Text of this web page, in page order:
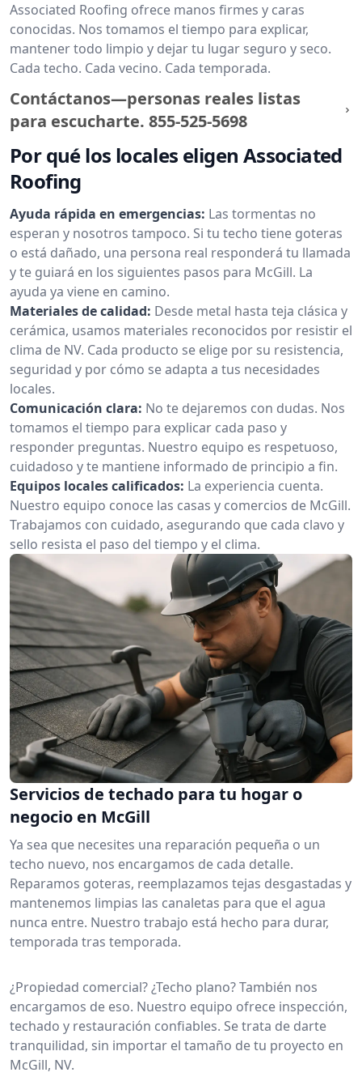
Associated Roofing ofrece manos firmes y caras
conocidas. Nos tomamos el tiempo para explicar,
mantener todo limpio y dejar tu lugar seguro y seco.
Cada techo. Cada vecino. Cada temporada.
Contáctanos—personas reales listas
para escucharte. 855-525-5698
Por qué los locales eligen Associated
Roofing
Ayuda rápida en emergencias: Las tormentas no
esperan y nosotros tampoco. Si tu techo tiene goteras
o está dañado, una persona real responderá tu llamada
y te guiará en los siguientes pasos para McGill. La
ayuda ya viene en camino.
Materiales de calidad: Desde metal hasta teja clásica y
cerámica, usamos materiales reconocidos por resistir el
clima de NV. Cada producto se elige por su resistencia,
seguridad y por cómo se adapta a tus necesidades
locales.
Comunicación clara: No te dejaremos con dudas. Nos
tomamos el tiempo para explicar cada paso y
responder preguntas. Nuestro equipo es respetuoso,
cuidadoso y te mantiene informado de principio a fin.
Equipos locales calificados: La experiencia cuenta.
Nuestro equipo conoce las casas y comercios de McGill.
Trabajamos con cuidado, asegurando que cada clavo y
sello resista el paso del tiempo y el clima.
Servicios de techado para tu hogar o
negocio en McGill
Ya sea que necesites una reparación pequeña o un
techo nuevo, nos encargamos de cada detalle.
Reparamos goteras, reemplazamos tejas desgastadas y
mantenemos limpias las canaletas para que el agua
nunca entre. Nuestro trabajo está hecho para durar,
temporada tras temporada.
¿Propiedad comercial? ¿Techo plano? También nos
encargamos de eso. Nuestro equipo ofrece inspección,
techado y restauración confiables. Se trata de darte
tranquilidad, sin importar el tamaño de tu proyecto en
McGill, NV.